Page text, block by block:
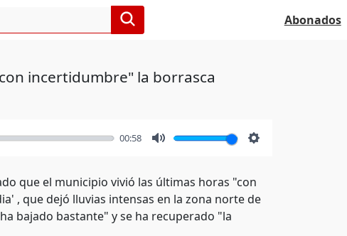
Abonados
incertidumbre" la borrasca
00:58
que el municipio vivió las últimas horas "con
, que dejó lluvias intensas en la zona norte de
bajado bastante" y se ha recuperado "la